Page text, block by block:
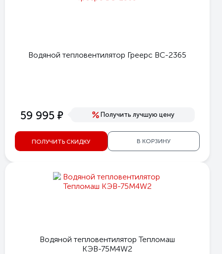
Водяной тепловентилятор Греерс ВС-2365
59 995 е Получить лучшую цену
ПОЛУЧИТЬ СКИДКУ В КОРЗИНУ
Водяной тепловентилятор Тепломаш
КЭВ-75М4W2